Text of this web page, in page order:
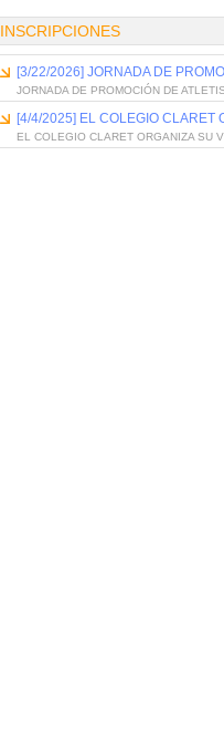
INSCRIPCIONES
[3/22/2026] JORNADA DE
JORNADA DE PROMOCIÓN DE
[4/4/2025] EL COLEGIO CLARET
EL COLEGIO CLARET ORGANIZA SU